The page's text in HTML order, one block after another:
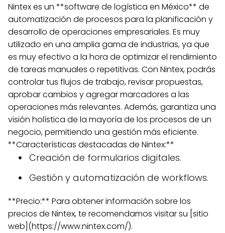
Nintex es un **software de logística en México** de
automatización de procesos para la planificación y
desarrollo de operaciones empresariales. Es muy
utilizado en una amplia gama de industrias, ya que
es muy efectivo a la hora de optimizar el rendimiento
de tareas manuales o repetitivas. Con Nintex, podrás
controlar tus flujos de trabajo, revisar propuestas,
aprobar cambios y agregar marcadores a las
operaciones más relevantes. Además, garantiza una
visión holística de la mayoría de los procesos de un
negocio, permitiendo una gestión más eficiente.
**Características destacadas de Nintex:**
Creación de formularios digitales.
Gestión y automatización de workflows.
**Precio:** Para obtener información sobre los
precios de Nintex, te recomendamos visitar su [sitio
web](https://www.nintex.com/).